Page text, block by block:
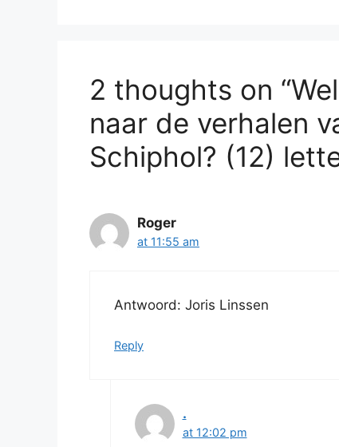
2 thoughts on
naar de verhalen
Schiphol? (12)
Roger
at 11:55 am
Antwoord: Joris Linssen
Reply
.
at 12:02 pm